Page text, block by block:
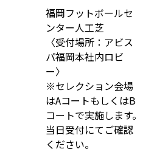
福岡フットボールセ
ンター人工芝
〈受付場所：アビス
パ福岡本社内ロビ
ー〉
※セレクション会場
はAコートもしくはB
コートで実施します。
当日受付にてご確認
ください。